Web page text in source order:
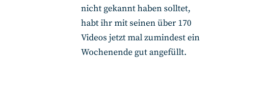
nicht gekannt haben solltet,
habt ihr mit seinen über 170
Videos jetzt mal zumindest ein
Wochenende gut angefüllt.